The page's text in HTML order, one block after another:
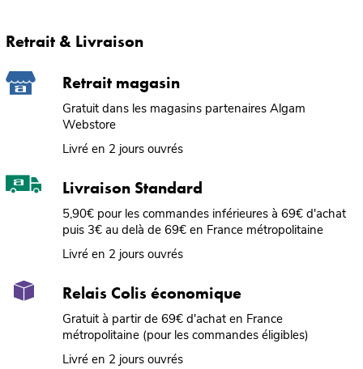
Retrait & Livraison
Retrait magasin
Gratuit dans les magasins partenaires Algam
Webstore
Livré en 2 jours ouvrés
Livraison Standard
5,90€ pour les commandes inférieures à 69€ d'achat
puis 3€ au delà de 69€ en France métropolitaine
Livré en 2 jours ouvrés
Relais Colis économique
Gratuit à partir de 69€ d'achat en France
métropolitaine (pour les commandes éligibles)
Livré en 2 jours ouvrés